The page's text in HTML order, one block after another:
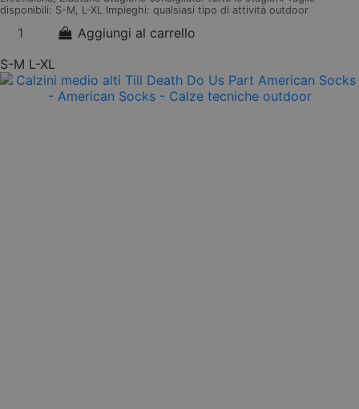
disponibili: S-M, L-XL Impieghi: qualsiasi tipo di attività outdoor
Aggiungi al carrello
S-M L-XL